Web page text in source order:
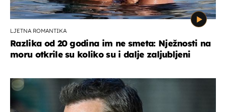
LJETNA ROMANTIKA
Razlika od 20 godina im ne smeta: Nježnosti na
moru otkrile su koliko su i dalje zaljubljeni